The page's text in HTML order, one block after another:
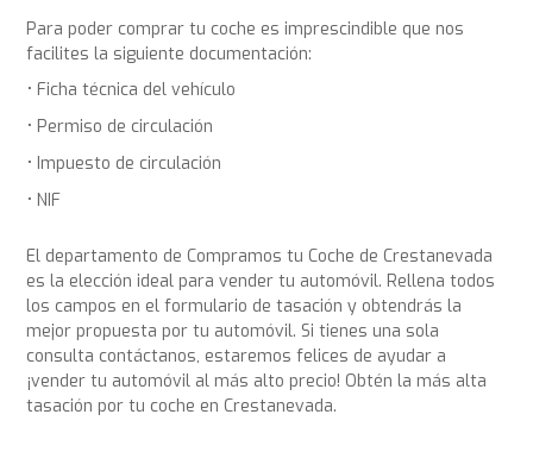
Para poder comprar tu coche es imprescindible que nos
facilites la siguiente documentación:
Ficha técnica del vehículo
Permiso de circulación
Impuesto de circulación
NIF
El departamento de Compramos tu Coche de Crestanevada
es la elección ideal para vender tu automóvil. Rellena todos
los campos en el formulario de tasación y obtendrás la
mejor propuesta por tu automóvil. Si tienes una sola
consulta contáctanos, estaremos felices de ayudar a
¡vender tu automóvil al más alto precio! Obtén la más alta
tasación por tu coche en Crestanevada.